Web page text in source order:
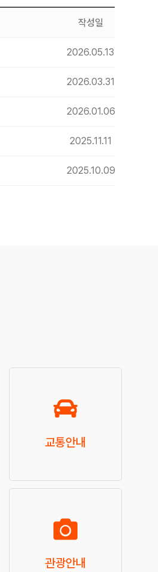
작성일
2026.05.13
2026.03.31
2026.01.06
2025.11.11
2025.10.09
교통안내
관광안내